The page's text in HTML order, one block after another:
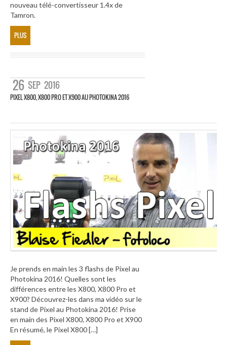
nouveau télé-convertisseur 1.4x de
Tamron.
PLUS
26 SEP 2016
PIXEL X800, X800 PRO ET X900 AU PHOTOKINA 2016
Je prends en main les 3 flashs de Pixel au
Photokina 2016! Quelles sont les
différences entre les X800, X800 Pro et
X900? Découvrez-les dans ma vidéo sur le
stand de Pixel au Photokina 2016! Prise
en main des Pixel X800, X800 Pro et X900
En résumé, le Pixel X800 […]